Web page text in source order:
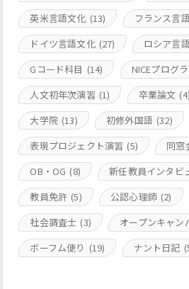
英米言語文化 (13) フランス言
ドイツ言語文化 (27) ロシア言
Gコード科目 (14) NICEプログ
人文初年次演習 (1) 卒業論文 (4)
大学院 (13) 初修外国語 (32)
表現プロジェクト演習 (5) 同窓
OB・OG (8) 新任教員インタビ
教員免許 (5) 公認心理師 (2)
社会調査士 (3) オープンキャン
ボーフム便り (19) ナント日記